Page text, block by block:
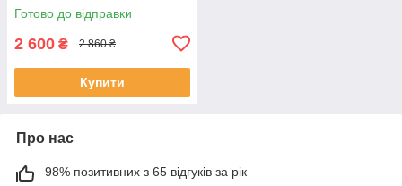
Готово до відправки
2 600 ₴ 2 860 ₴
Купити
Про нас
98% позитивних з 65 відгуків за рік